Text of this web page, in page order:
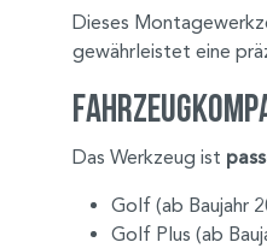
Dieses
gewährleistet eine
Das Werkzeug ist
Golf (ab Baujahr
Golf Plus (ab